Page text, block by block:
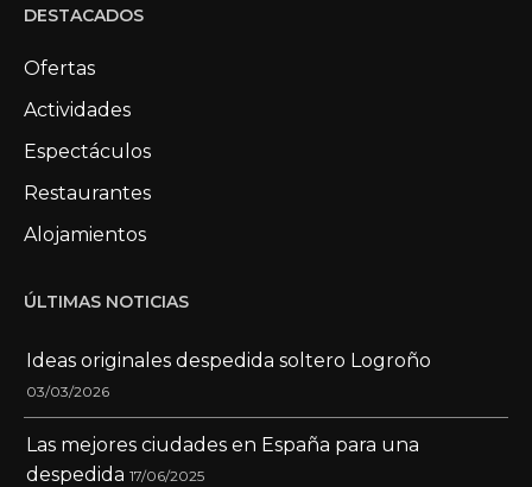
DESTACADOS
Ofertas
Actividades
Espectáculos
Restaurantes
Alojamientos
ÚLTIMAS NOTICIAS
Ideas originales despedida soltero Logroño
03/03/2026
Las mejores ciudades en España para una
despedida 17/06/2025